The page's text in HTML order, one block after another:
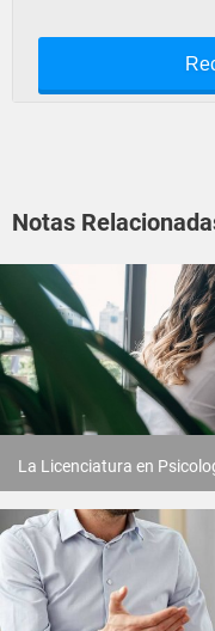
Notas
La Licenciatura en